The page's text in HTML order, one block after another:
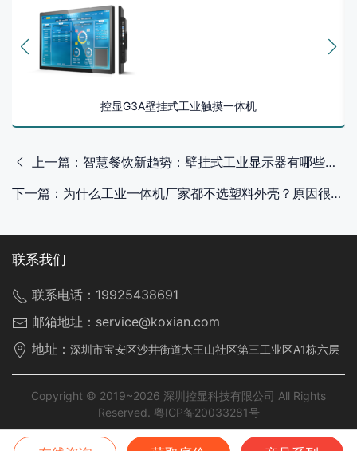
控显G3A壁挂式工业触摸一体机
上一篇：智慧餐饮新趋势：壁挂式工业显示器有哪些硬核应用？
下一篇：为什么工业一体机厂家都不选塑料外壳？原因很现实！
联系我们
联系电话： 19925438691
邮箱地址： service@koxian.com
地址： 深圳市宝安区沙井街道大王山社区第三工业区A1栋六层
Copyright © 2019~2026 深圳控显科技有限公司 All Rights
Reserved. 粤ICP备20033281号